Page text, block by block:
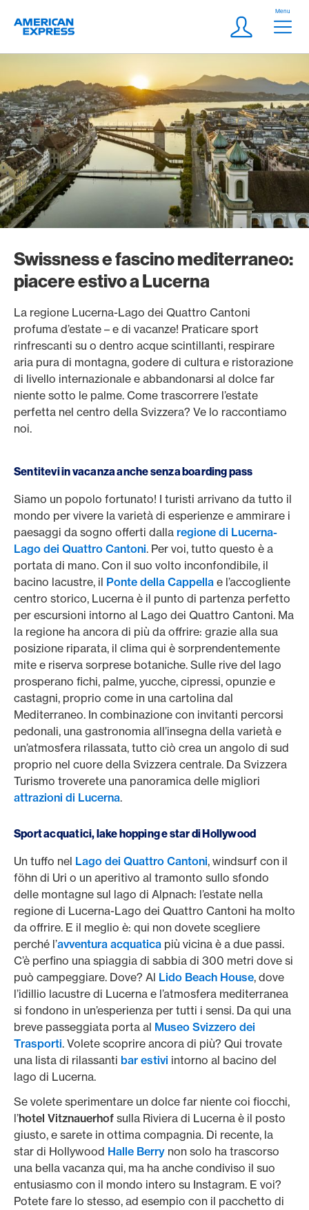
Logo
Meta
Login
Menu
Swissness e fascino mediterraneo:
piacere estivo a Lucerna
La regione Lucerna-Lago dei Quattro Cantoni
profuma d’estate – e di vacanze! Praticare sport
rinfrescanti su o dentro acque scintillanti, respirare
aria pura di montagna, godere di cultura e ristorazione
di livello internazionale e abbandonarsi al dolce far
niente sotto le palme. Come trascorrere l’estate
perfetta nel centro della Svizzera? Ve lo raccontiamo
noi.
Sentitevi in vacanza anche senza boarding pass
Siamo un popolo fortunato! I turisti arrivano da tutto il
mondo per vivere la varietà di esperienze e ammirare i
paesaggi da sogno offerti dalla regione di Lucerna-
Lago dei Quattro Cantoni. Per voi, tutto questo è a
portata di mano. Con il suo volto inconfondibile, il
bacino lacustre, il Ponte della Cappella e l’accogliente
centro storico, Lucerna è il punto di partenza perfetto
per escursioni intorno al Lago dei Quattro Cantoni. Ma
la regione ha ancora di più da offrire: grazie alla sua
posizione riparata, il clima qui è sorprendentemente
mite e riserva sorprese botaniche. Sulle rive del lago
prosperano fichi, palme, yucche, cipressi, opunzie e
castagni, proprio come in una cartolina dal
Mediterraneo. In combinazione con invitanti percorsi
pedonali, una gastronomia all’insegna della varietà e
un’atmosfera rilassata, tutto ciò crea un angolo di sud
proprio nel cuore della Svizzera centrale. Da Svizzera
Turismo troverete una panoramica delle migliori
attrazioni di Lucerna.
Sport acquatici, lake hopping e star di Hollywood
Un tuffo nel Lago dei Quattro Cantoni, windsurf con il
föhn di Uri o un aperitivo al tramonto sullo sfondo
delle montagne sul lago di Alpnach: l’estate nella
regione di Lucerna-Lago dei Quattro Cantoni ha molto
da offrire. E il meglio è: qui non dovete scegliere
perché l’avventura acquatica più vicina è a due passi.
C’è perfino una spiaggia di sabbia di 300 metri dove si
può campeggiare. Dove? Al Lido Beach House, dove
l’idillio lacustre di Lucerna e l’atmosfera mediterranea
si fondono in un’esperienza per tutti i sensi. Da qui una
breve passeggiata porta al Museo Svizzero dei
Trasporti. Volete scoprire ancora di più? Qui trovate
una lista di rilassanti bar estivi intorno al bacino del
lago di Lucerna.
Se volete sperimentare un dolce far niente coi fiocchi,
l’hotel Vitznauerhof sulla Riviera di Lucerna è il posto
giusto, e sarete in ottima compagnia. Di recente, la
star di Hollywood Halle Berry non solo ha trascorso
una bella vacanza qui, ma ha anche condiviso il suo
entusiasmo con il mondo intero su Instagram. E voi?
Potete fare lo stesso, ad esempio con il pacchetto di